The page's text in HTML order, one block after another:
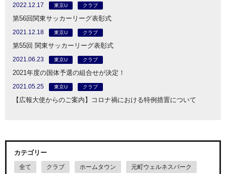
2022.12.17 東京U クラブ
第56回関東サッカーリーグ表彰式
2021.12.18 東京U クラブ
第55回 関東サッカーリーグ表彰式
2021.06.23 東京U クラブ
2021年度の国体予選の組合せが決定！
2021.05.25 東京U クラブ
【広報大使からのご案内】コロナ禍における特例措置について
カテゴリー
全て クラブ ホームタウン 元町ウェルネスパーク